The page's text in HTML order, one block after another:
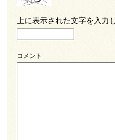
上に表示された文字を入力
コメント